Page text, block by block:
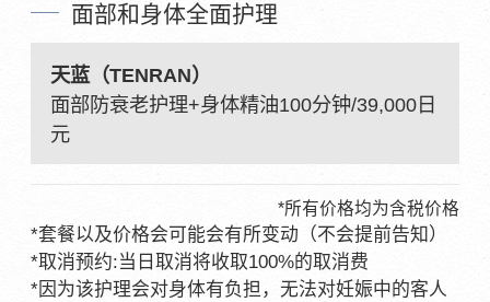
面部和身体全面护理
天蓝（TENRAN）
面部防衰老护理+身体精油100分钟/39,000日
元
*所有价格均为含税价格
*套餐以及价格会可能会有所变动（不会提前告知）
*取消预约:当日取消将收取100%的取消费
*因为该护理会对身体有负担，无法对妊娠中的客人